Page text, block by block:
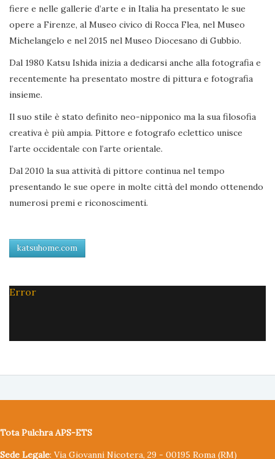
fiere e nelle gallerie d’arte e in Italia ha presentato le sue
opere a Firenze, al Museo civico di Rocca Flea, nel Museo
Michelangelo e nel 2015 nel Museo Diocesano di Gubbio.
Dal 1980 Katsu Ishida inizia a dedicarsi anche alla fotografia e
recentemente ha presentato mostre di pittura e fotografia
insieme.
Il suo stile è stato definito neo-nipponico ma la sua filosofia
creativa è più ampia. Pittore e fotografo eclettico unisce
l’arte occidentale con l’arte orientale.
Dal 2010 la sua attività di pittore continua nel tempo
presentando le sue opere in molte città del mondo ottenendo
numerosi premi e riconoscimenti.
katsuhome.com
Error
Tota Pulchra APS-ETS
Sede Legale: Via Giovanni Nicotera, 29 - 00195 Roma (RM)